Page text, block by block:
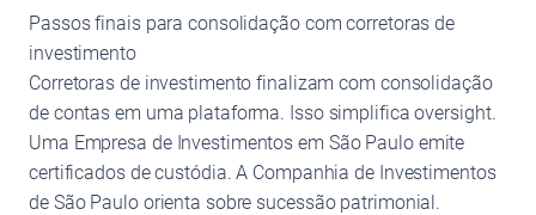
Passos finais para consolidação com corretoras de
investimento
Corretoras de investimento finalizam com consolidação
de contas em uma plataforma. Isso simplifica oversight.
Uma Empresa de Investimentos em São Paulo emite
certificados de custódia. A Companhia de Investimentos
de São Paulo orienta sobre sucessão patrimonial.